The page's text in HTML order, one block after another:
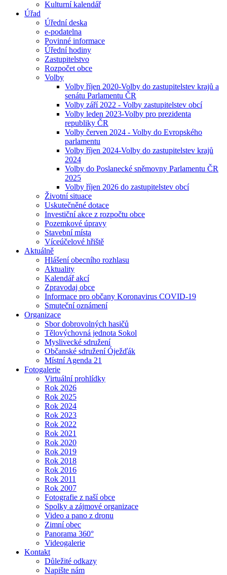
Kulturní kalendář
Úřad
Úřední deska
e-podatelna
Povinné informace
Úřední hodiny
Zastupitelstvo
Rozpočet obce
Volby
Volby říjen 2020-Volby do zastupitelstev krajů a
senátu Parlamentu ČR
Volby září 2022 - Volby zastupitelstev obcí
Volby leden 2023-Volby pro prezidenta
republiky ČR
Volby červen 2024 - Volby do Evropského
parlamentu
Volby říjen 2024-Volby do zastupitelstev krajů
2024
Volby do Poslanecké sněmovny Parlamentu ČR
2025
Volby říjen 2026 do zastupitelstev obcí
Životní situace
Uskutečněné dotace
Investiční akce z rozpočtu obce
Pozemkové úpravy
Stavební místa
Víceúčelové hřiště
Aktuálně
Hlášení obecního rozhlasu
Aktuality
Kalendář akcí
Zpravodaj obce
Informace pro občany Koronavirus COVID-19
Smuteční oznámení
Organizace
Sbor dobrovolných hasičů
Tělovýchovná jednota Sokol
Myslivecké sdružení
Občanské sdružení Óježďák
Místní Agenda 21
Fotogalerie
Virtuální prohlídky
Rok 2026
Rok 2025
Rok 2024
Rok 2023
Rok 2022
Rok 2021
Rok 2020
Rok 2019
Rok 2018
Rok 2016
Rok 2011
Rok 2007
Fotografie z naší obce
Spolky a zájmové organizace
Video a pano z dronu
Zimní obec
Panorama 360°
Videogalerie
Kontakt
Důležité odkazy
Napište nám